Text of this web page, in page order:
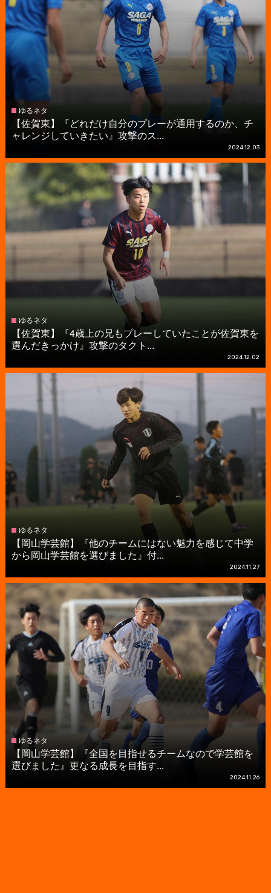
ゆるネタ
【佐賀東】『どれだけ自分のプレーが通用するのか、チ
ャレンジしていきたい』攻撃のス...
2024.12.03
ゆるネタ
【佐賀東】『4歳上の兄もプレーしていたことが佐賀東を
選んだきっかけ』攻撃のタクト...
2024.12.02
ゆるネタ
【岡山学芸館】『他のチームにはない魅力を感じて中学
から岡山学芸館を選びました』付...
2024.11.27
ゆるネタ
【岡山学芸館】『全国を目指せるチームなので学芸館を
選びました』更なる成長を目指す...
2024.11.26